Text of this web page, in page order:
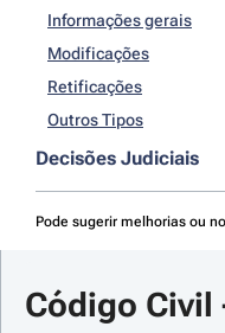
Informações gerais
Modificações
Retificações
Outros Tipos
Decisões Judiciais
Pode sugerir melhorias ou
Código Civil